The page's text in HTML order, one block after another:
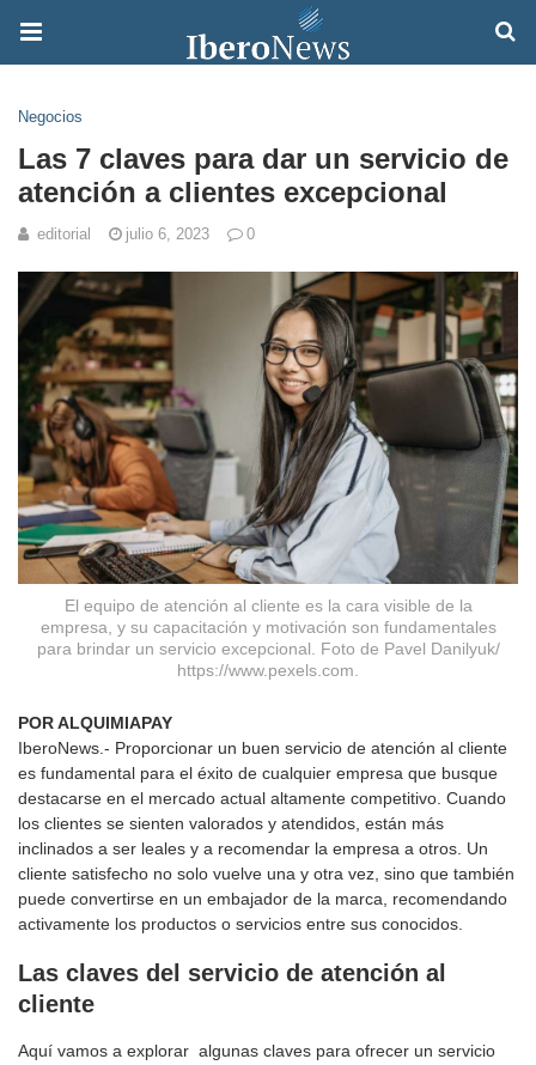
Negocios
Las 7 claves para dar un servicio de
atención a clientes excepcional
editorial julio 6, 2023 0
El equipo de atención al cliente es la cara visible de la
empresa, y su capacitación y motivación son fundamentales
para brindar un servicio excepcional. Foto de Pavel Danilyuk/
https://www.pexels.com.
POR ALQUIMIAPAY
IberoNews.- Proporcionar un buen servicio de atención al cliente
es fundamental para el éxito de cualquier empresa que busque
destacarse en el mercado actual altamente competitivo. Cuando
los clientes se sienten valorados y atendidos, están más
inclinados a ser leales y a recomendar la empresa a otros. Un
cliente satisfecho no solo vuelve una y otra vez, sino que también
puede convertirse en un embajador de la marca, recomendando
activamente los productos o servicios entre sus conocidos.
Las claves del servicio de atención al
cliente
Aquí vamos a explorar algunas claves para ofrecer un servicio